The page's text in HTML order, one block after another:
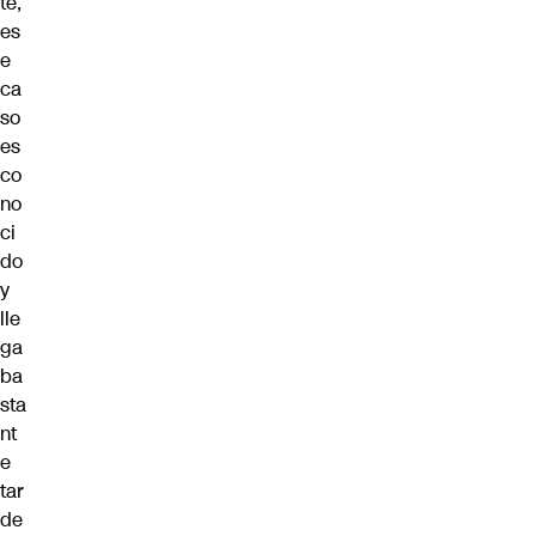
es
e
ca
so
es
co
no
ci
do
y
lle
ga
ba
sta
nt
e
tar
de